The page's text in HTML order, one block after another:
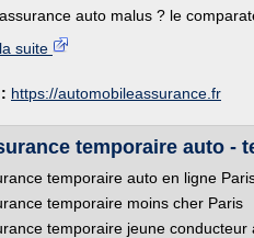
auto malus ? le
suite
https://automobileassurance.fr
temporaire auto -
temporaire auto en ligne
temporaire moins cher Paris
temporaire jeune conducteur